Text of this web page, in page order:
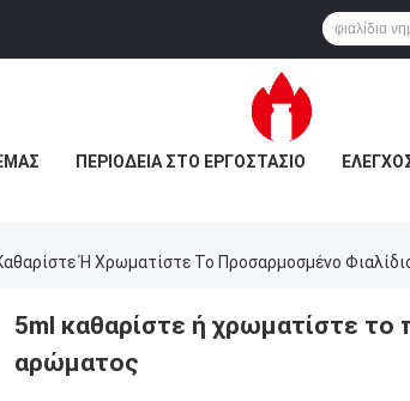
ΠΕΡΙΟΔΕΊΑ ΣΤΟ ΕΡΓΟΣΤΆΣΙΟ
Ή Χρωματίστε Το Προσαρμοσμένο
5ml καθαρίστε ή χρωματίστε το
αρώματος